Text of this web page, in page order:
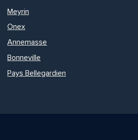
Meyrin
Onex
Annemasse
Bonneville
Pays Bellegardien